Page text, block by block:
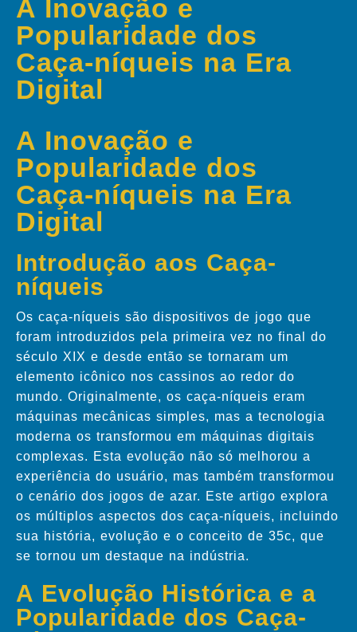
A Inovação e
Popularidade dos
Caça-níqueis na Era
Digital
A Inovação e
Popularidade dos
Caça-níqueis na Era
Digital
Introdução aos Caça-
níqueis
Os caça-níqueis são dispositivos de jogo que
foram introduzidos pela primeira vez no final do
século XIX e desde então se tornaram um
elemento icônico nos cassinos ao redor do
mundo. Originalmente, os caça-níqueis eram
máquinas mecânicas simples, mas a tecnologia
moderna os transformou em máquinas digitais
complexas. Esta evolução não só melhorou a
experiência do usuário, mas também transformou
o cenário dos jogos de azar. Este artigo explora
os múltiplos aspectos dos caça-níqueis, incluindo
sua história, evolução e o conceito de 35c, que
se tornou um destaque na indústria.
A Evolução Histórica e a
Popularidade dos Caça-